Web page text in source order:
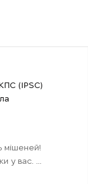
(IPSС)
мішеней!
у вас. ...